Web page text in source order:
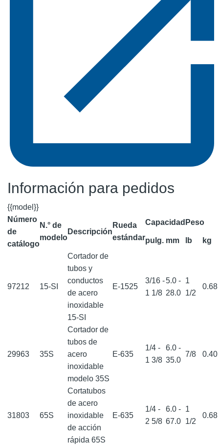
Información para pedidos
{{model}}
Número
de
catálogo
N.° de
modelo
Descripción
Rueda
estándar
Capacidad Peso
pulg. mm lb kg
97212 15-SI
Cortador de
tubos y
conductos
de acero
inoxidable
15-SI
E-1525
3/16 -
1 1/8
5.0 -
28.0
1
1/2
0.68
29963 35S
Cortador de
tubos de
acero
inoxidable
modelo 35S
E-635
1/4 -
1 3/8
6.0 -
35.0
7/8 0.40
31803 65S
Cortatubos
de acero
inoxidable
de acción
rápida 65S
E-635
1/4 -
2 5/8
6.0 -
67.0
1
1/2
0.68